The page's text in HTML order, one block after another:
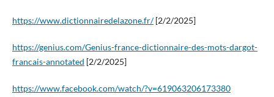
https://www.dictionnairedelazone.fr/[2/2/2025]
https://genius.com/Genius-france-dictionnaire-des-mots-dargot-
francais-annotated [2/2/2025]
https://www.facebook.com/watch/?v=619063206173380